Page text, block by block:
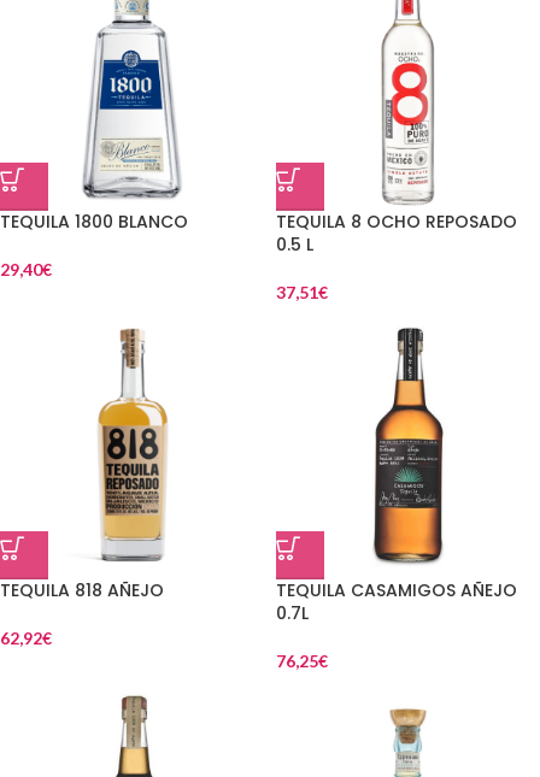
TEQUILA 1800 BLANCO
29,40€
TEQUILA 8 OCHO REPOSADO
0.5 L
37,51€
TEQUILA 818 AÑEJO
62,92€
TEQUILA CASAMIGOS AÑEJO
0.7L
76,25€